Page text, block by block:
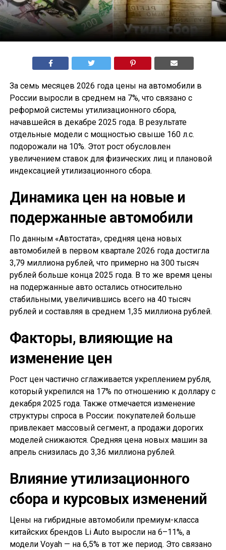
За семь месяцев 2026 года цены на автомобили в
России выросли в среднем на 7%, что связано с
реформой системы утилизационного сбора,
начавшейся в декабре 2025 года. В результате
отдельные модели с мощностью свыше 160 л.с.
подорожали на 10%. Этот рост обусловлен
увеличением ставок для физических лиц и плановой
индексацией утилизационного сбора.
Динамика цен на новые и
подержанные автомобили
По данным «Автостата», средняя цена новых
автомобилей в первом квартале 2026 года достигла
3,79 миллиона рублей, что примерно на 300 тысяч
рублей больше конца 2025 года. В то же время цены
на подержанные авто остались относительно
стабильными, увеличившись всего на 40 тысяч
рублей и составляя в среднем 1,35 миллиона рублей.
Факторы, влияющие на
изменение цен
Рост цен частично сглаживается укреплением рубля,
который укрепился на 17% по отношению к доллару с
декабря 2025 года. Также отмечается изменение
структуры спроса в России: покупателей больше
привлекает массовый сегмент, а продажи дорогих
моделей снижаются. Средняя цена новых машин за
апрель снизилась до 3,36 миллиона рублей.
Влияние утилизационного
сбора и курсовых изменений
Цены на гибридные автомобили премиум-класса
китайских брендов Li Auto выросли на 6–11%, а
модели Voyah — на 6,5% в тот же период. Это связано